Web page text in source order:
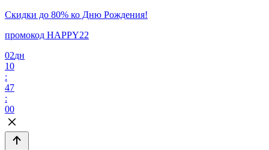
Скидки до 80% ко Дню Рождения!
промокод HAPPY22
02дн
10
:
47
:
00